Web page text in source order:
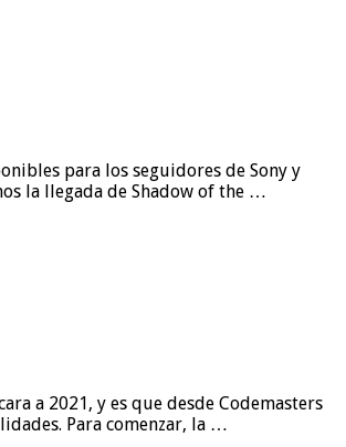
para los seguidores de Sony y
la llegada de Shadow of the …
a 2021, y es que desde Codemasters
Para comenzar, la …